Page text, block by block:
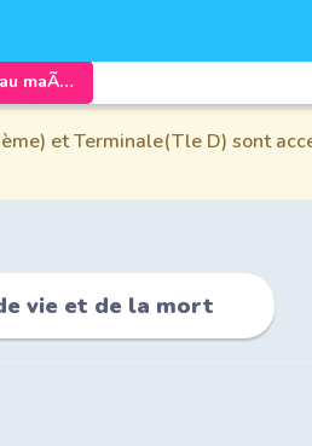
Chapitre 15: L'eau maÃ®tresse de vie et de la mort
et Terminale(Tle D) sont
vie et de la mort